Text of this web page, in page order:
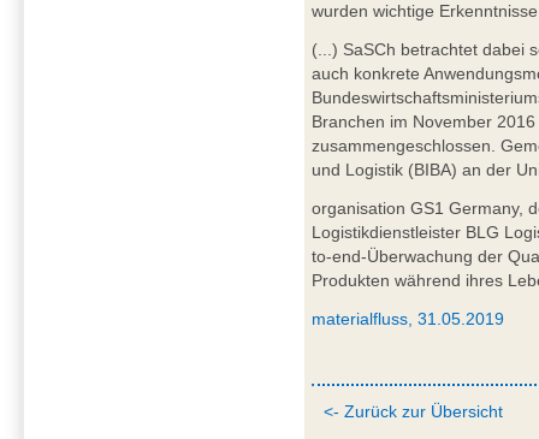
wurden wichtige
(...) SaSCh betrachtet dabei
auch konkrete
Branchen im November
zusammengeschlossen.
und Logistik (BIBA) an der
organisation GS1 Germany,
Logistikdienstleister BLG
to-end-Überwachung der
Produkten während ihres
materialfluss, 31.05.2019
<- Zurück zur Übersicht